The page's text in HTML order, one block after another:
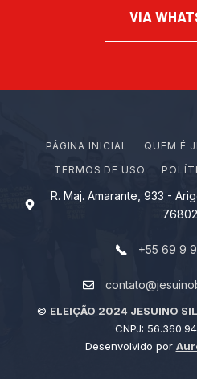
VIA
PÁGINA INICIAL Q U EM É J
TERMOS DE USO
R. Maj. Amarante, 933 -
+55 69 9
© ELEIÇÃO 2024 JESUINO
CNPJ:
Desenvolvido por